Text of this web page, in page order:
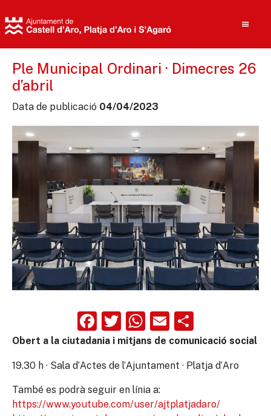
Ple Municipal Ordinari · Dimecres 26
d’abril
Data de publicació 04/04/2023
Facebook
Twitter
WhatsApp
Email
Obert a la ciutadania i mitjans de comunicació social
19.30 h · Sala d’Actes de l’Ajuntament · Platja d’Aro
També es podrà seguir en línia a:
https://www.youtube.com/user/ajtplatjadaro/